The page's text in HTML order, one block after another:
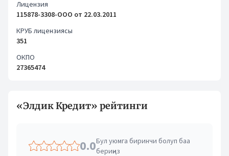
Лицензия
115878-3308-OOO от 22.03.2011
КРУБ лицензиясы
351
ОКПО
27365474
«Элдик Кредит» рейтинги
0.0Бул уюмга биринчи болуп баа
бериңиз